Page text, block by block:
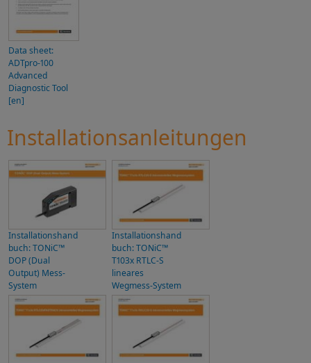
Data sheet:
ADTpro-100
Advanced
Diagnostic Tool
[en]
Installationsanleitungen
Installationshand
buch: TONiC™
DOP (Dual
Output) Mess-
System
Installationshand
buch: TONiC™
T103x RTLC-S
lineares
Wegmess-System